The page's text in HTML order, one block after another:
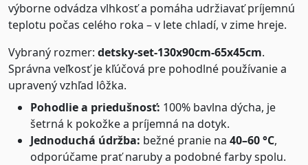
výborne odvádza vlhkosť a pomáha udržiavať príjemnú
teplotu počas celého roka – v lete chladí, v zime hreje.
Vybraný rozmer: detsky-set-130x90cm-65x45cm.
Správna veľkosť je kľúčová pre pohodlné používanie a
upravený vzhľad lôžka.
Pohodlie a priedušnosť: 100% bavlna dýcha, je
šetrná k pokožke a príjemná na dotyk.
Jednoduchá údržba: bežné pranie na 40–60 °C,
odporúčame prať naruby a podobné farby spolu.